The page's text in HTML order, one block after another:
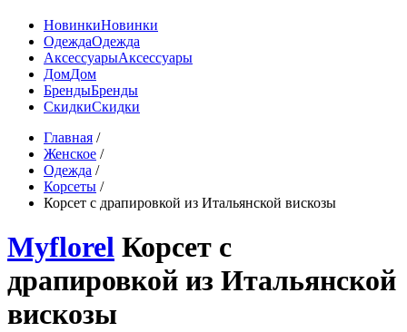
НовинкиНовинки
ОдеждаОдежда
АксессуарыАксессуары
ДомДом
БрендыБренды
СкидкиСкидки
Главная /
Женское /
Одежда /
Корсеты /
Корсет с драпировкой из Итальянской вискозы
Myflorel Корсет с
драпировкой из Итальянской
вискозы